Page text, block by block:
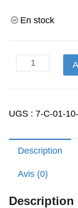
En stock
quantité
XS
Carter
UGS : 7-C-01-
Description
Avis (0)
Description